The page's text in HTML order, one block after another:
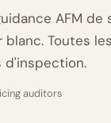
AFM
Toutes
d'inspection.
auditors